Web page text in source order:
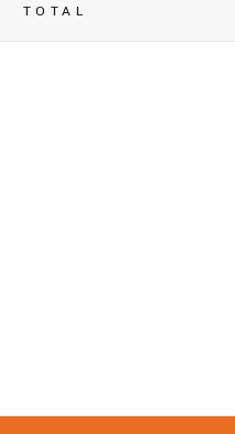
TOTAL